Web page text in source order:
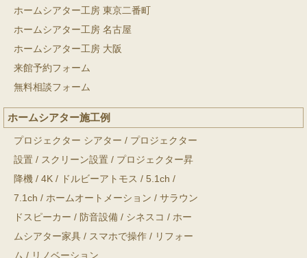
ホームシアター工房 東京二番町
ホームシアター工房 名古屋
ホームシアター工房 大阪
来館予約フォーム
無料相談フォーム
ホームシアター施工例
プロジェクター シアター / プロジェクター
設置 / スクリーン設置 / プロジェクター昇
降機 / 4K / ドルビーアトモス / 5.1ch /
7.1ch / ホームオートメーション / サラウン
ドスピーカー / 防音設備 / シネスコ / ホー
ムシアター家具 / スマホで操作 / リフォー
ム / リノベーション